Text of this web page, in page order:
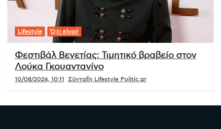
Lifestyle Ό,τι είναι!
Φεστιβάλ Βενετίας: Τιμητικό βραβείο στον
Λούκα Γκουαντανίνο
10/08/2026, 10:11 Σύνταξη Lifestyle Politic.gr